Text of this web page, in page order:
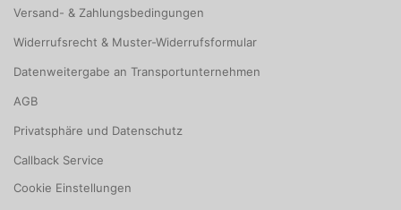
Versand- & Zahlungsbedingungen
Widerrufsrecht & Muster-Widerrufsformular
Datenweitergabe an Transportunternehmen
AGB
Privatsphäre und Datenschutz
Callback Service
Cookie Einstellungen